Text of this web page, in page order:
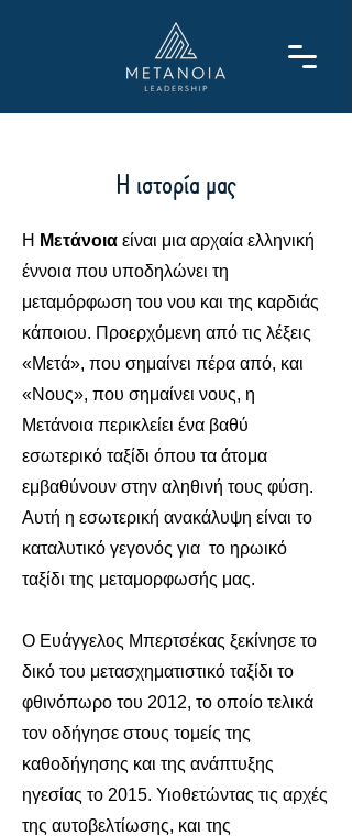
Η ιστορία μας
Η Μετάνοια είναι μια αρχαία ελληνική
έννοια που υποδηλώνει τη
μεταμόρφωση του νου και της καρδιάς
κάποιου. Προερχόμενη από τις λέξεις
«Μετά», που σημαίνει πέρα από, και
«Νους», που σημαίνει νους, η
Μετάνοια περικλείει ένα βαθύ
εσωτερικό ταξίδι όπου τα άτομα
εμβαθύνουν στην αληθινή τους φύση.
Αυτή η εσωτερική ανακάλυψη είναι το
καταλυτικό γεγονός για το ηρωικό
ταξίδι της μεταμορφωσής μας.
Ο Ευάγγελος Μπερτσέκας ξεκίνησε το
δικό του μετασχηματιστικό ταξίδι το
φθινόπωρο του 2012, το οποίο τελικά
τον οδήγησε στους τομείς της
καθοδήγησης και της ανάπτυξης
ηγεσίας το 2015. Υιοθετώντας τις αρχές
της αυτοβελτίωσης, και της